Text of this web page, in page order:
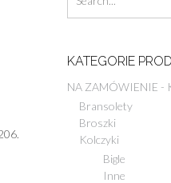
KATEGORIE
NA ZAMÓWIENIE -
Bransolety
Broszki
Kolczyki
Bigle
Inne